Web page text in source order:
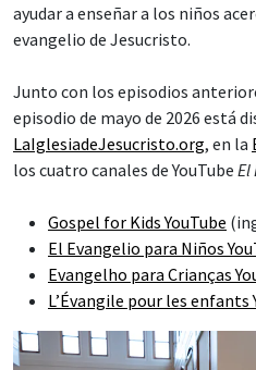
ayudar a enseñar a los niños
evangelio de Jesucristo.
Junto con los episodios
episodio de mayo de 2026 está
LaIglesiadeJesucristo.org, en la
los cuatro canales de YouTube El
Gospel for Kids YouTube
El Evangelio para Niños
Evangelho para Crianças
L’Évangile pour les enfants